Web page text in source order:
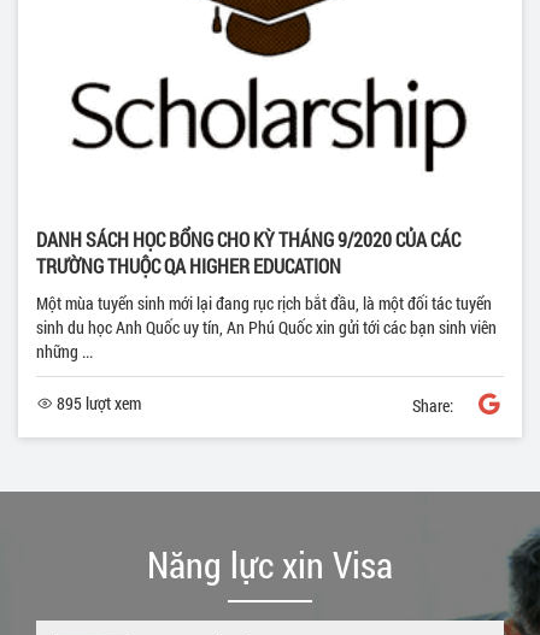
DANH SÁCH HỌC BỔNG CHO KỲ THÁNG 9/2020 CỦA CÁC
TRƯỜNG THUỘC QA HIGHER EDUCATION
Một mùa tuyển sinh mới lại đang rục rịch bắt đầu, là một đối tác tuyển
sinh du học Anh Quốc uy tín, An Phú Quốc xin gửi tới các bạn sinh viên
những ...
895 lượt xem Share:
Năng lực xin Visa